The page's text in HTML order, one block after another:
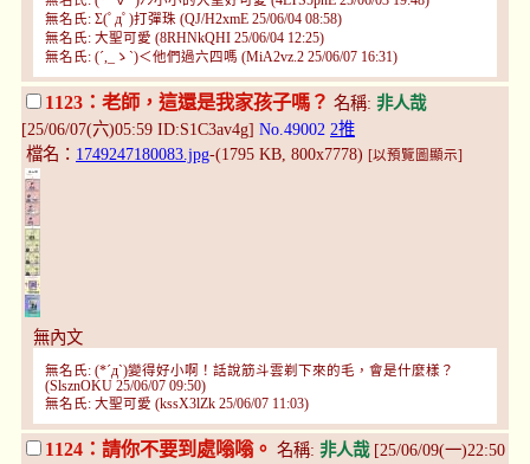
無名氏: Σ(ﾟдﾟ)打彈珠 (QJ/H2xmE 25/06/04 08:58)
無名氏: 大聖可愛 (8RHNkQHI 25/06/04 12:25)
無名氏: (´,_ゝ`)＜他們過六四嗎 (MiA2vz.2 25/06/07 16:31)
1123：老師，這還是我家孩子嗎？ 名稱: 非人哉
[25/06/07(六)05:59 ID:S1C3av4g] No.49002 2推
檔名： 1749247180083.jpg-(1795 KB, 800x7778) [以預覽圖顯示]
無內文
無名氏: (*´д`)變得好小啊！話說筋斗雲剃下來的毛，會是什麼樣？
(SlsznOKU 25/06/07 09:50)
無名氏: 大聖可愛 (kssX3lZk 25/06/07 11:03)
1124：請你不要到處嗡嗡。 名稱: 非人哉[25/06/09(一)22:50